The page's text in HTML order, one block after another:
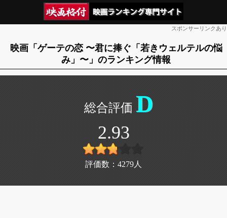
スポンサーリンクあり
映画「ゲーテの恋 〜君に捧ぐ「若きウェルテルの悩
み」〜」のランキング情報
D
2.93
評価数： 4279 人